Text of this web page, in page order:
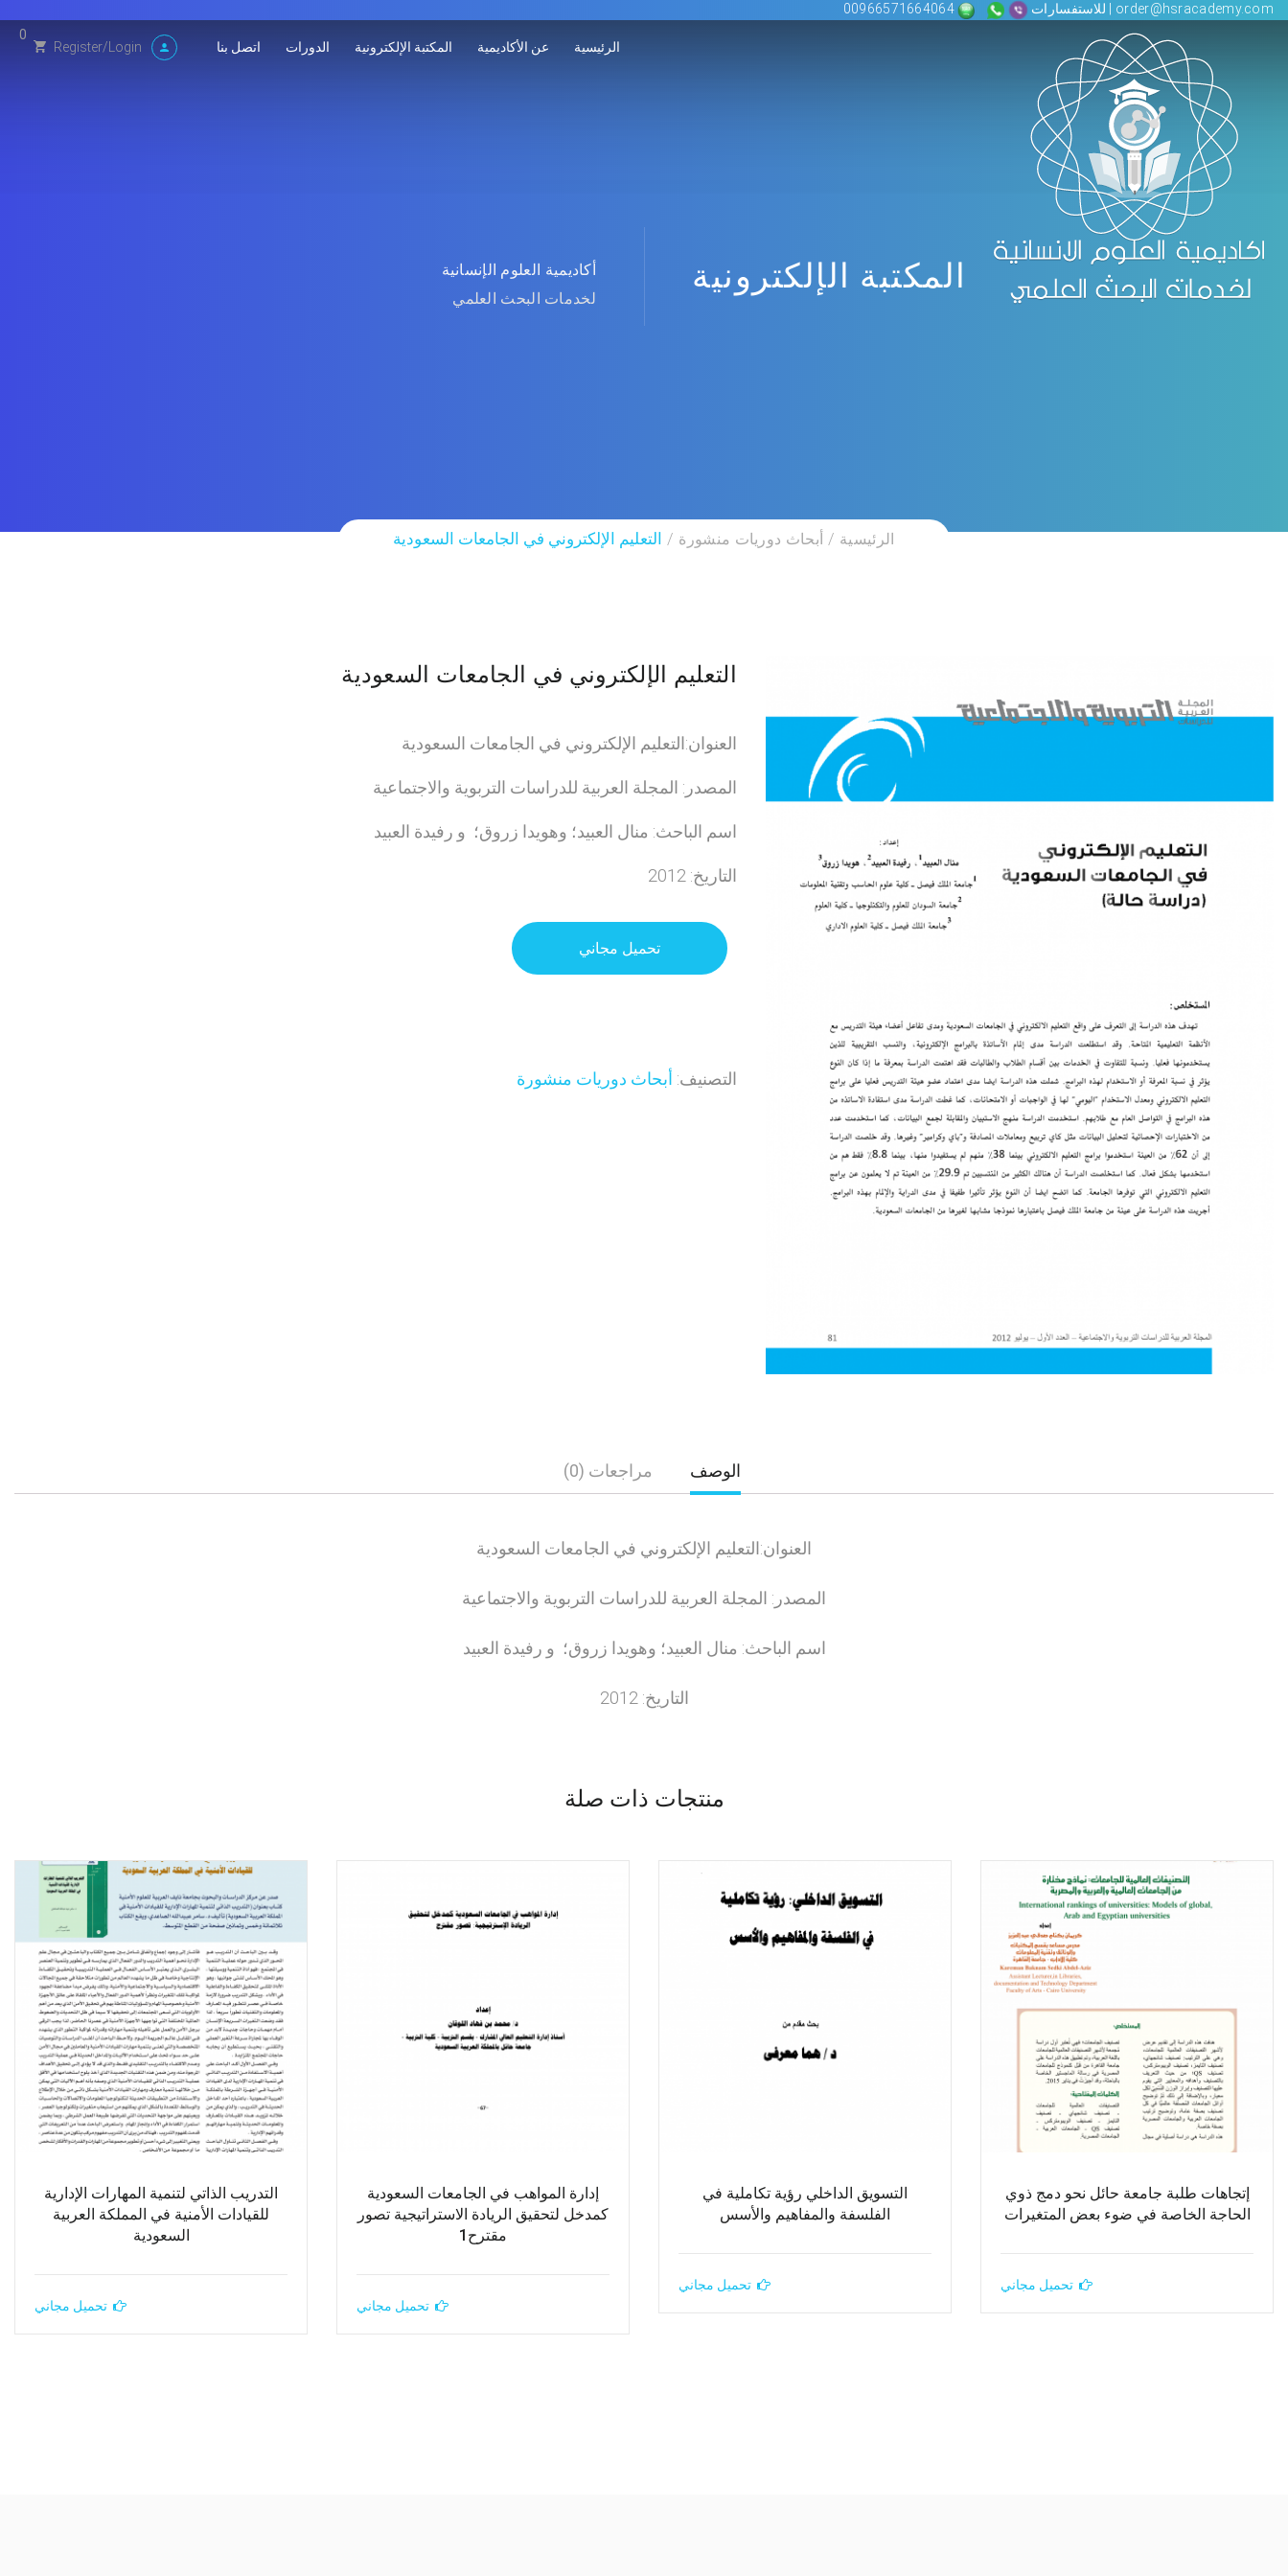
order@hsracademy.com | للاستفسارات 00966571664064
الرئيسية عن الأكاديمية المكتبة الإلكترونية الدورات اتصل بنا Register/Login
0
المكتبة الإلكترونية
أكاديمية العلوم الإنسانية
لخدمات البحث العلمي
الرئيسية أبحاث دوريات منشورة التعليم الإلكتروني في الجامعات السعودية
التعليم الإلكتروني في الجامعات السعودية
العنوان:التعليم الإلكتروني في الجامعات السعودية
المصدر: المجلة العربية للدراسات التربوية والاجتماعية
اسم الباحث: منال العبيد؛ وهويدا زروق؛ و رفيدة العبيد
التاريخ: 2012
تحميل مجاني
التصنيف: أبحاث دوريات منشورة
الوصف مراجعات (0)
العنوان:التعليم الإلكتروني في الجامعات السعودية
المصدر: المجلة العربية للدراسات التربوية والاجتماعية
اسم الباحث: منال العبيد؛ وهويدا زروق؛ و رفيدة العبيد
التاريخ: 2012
منتجات ذات صلة
إتجاهات طلبة جامعة حائل نحو دمج ذوي
الحاجة الخاصة في ضوء بعض المتغيرات
تحميل مجاني
التسويق الداخلي رؤية تكاملية في
الفلسفة والمفاهيم والأسس
تحميل مجاني
إدارة المواهب في الجامعات السعودية
كمدخل لتحقيق الريادة الاستراتيجية تصور
مقترح1
تحميل مجاني
التدريب الذاتي لتنمية المهارات الإدارية
للقيادات الأمنية في المملكة العربية
السعودية
تحميل مجاني